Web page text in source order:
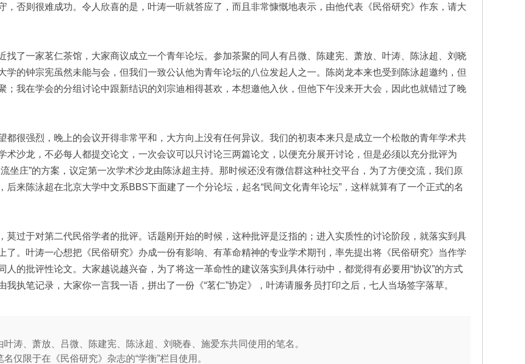
，否则很难成功。令人欣喜的是，叶涛一听就答应了，而且非常慷慨地表示，由他代表《民俗研究》作东，请大
找了一家茗仁茶馆，大家商议成立一个青年论坛。参加茶聚的同人有吕微、陈建宪、萧放、叶涛、陈泳超、刘晓
学的钟宗宪虽然未能与会，但我们一致公认他为青年论坛的八位发起人之一。陈岗龙本来也受到陈泳超邀约，但
；我在学会的分组讨论中跟新结识的刘宗迪相得甚欢，本想邀他入伙，但他下午没来开大会，因此也就错过了晚
都很强烈，晚上的会议开得非常平和，大方向上没有任何异议。我们的初衷本来只是成立一个松散的青年学术共
术沙龙，不必每人都提交论文，一次会议可以只讨论三两篇论文，以便充分展开讨论，但是必须以充分批评为
坐庄”的方案，议定第一次学术沙龙由陈泳超主持。那时候还没有微信群这种社交平台，为了方便交流，我们原
后来陈泳超在北京大学中文系BBS下面建了一个分论坛，起名“民间文化青年论坛”，这样就算有了一个正式的名
莫过于对第二代民俗学者的批评。话题刚开始的时候，这种批评是泛指的；进入实质性的讨论阶段，就落实到具
了。叶涛一心想把《民俗研究》办成一份有影响、有革命精神的专业学术期刊，率先提出将《民俗研究》当作学
人的批评性论文。大家越说越兴奋，为了将这一革命性的建议落实到具体行动中，都觉得有必要用“协议”的方式
我执笔记录，大家你一言我一语，拼出了一份《“茗仁”协定》，叶涛请服务员打印之后，七人当场签字落草。
叶涛、萧放、吕微、陈建宪、陈泳超、刘晓春、施爱东共同使用的笔名。
名仅限于在《民俗研究》杂志的“学衡”栏目使用。